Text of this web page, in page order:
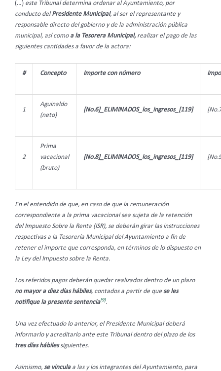
(…) este Tribunal determina ordenar al Ayuntamiento, por
conducto delPresidente Municipal, al ser el representante y
responsable directo del gobierno y de la administración pública
municipal, así como a la Tesorera Municipal, realizar el pago de las
siguientes cantidades a favor de la actora:
# Concepto Importe con número
1
Aguinaldo
(neto)
[No.6]_ELIMINADOS_los_ingresos_[119]
2
Prima
vacacional
(bruto)
[No.8]_ELIMINADOS_los_ingresos_[119]
En el entendido de que, en caso de que la remuneración
correspondiente a la prima vacacional sea sujeta de la retención
del Impuesto Sobre la Renta (ISR), se deberán girar las instrucciones
respectivas a la Tesorería Municipal del Ayuntamiento a fin de
retener el importe que corresponda, en términos de lo dispuesto en
la Ley del Impuesto sobre la Renta.
Los referidos pagos deberán quedar realizados dentro de un plazo
no mayor a diez días hábiles, contados a partir de quese les
notifique la presente sentencia[9].
Una vez efectuado lo anterior, el Presidente Municipal deberá
informarlo y acreditarlo ante este Tribunal dentro del plazo de los
tres días hábilessiguientes.
Asimismo, se vinculaa las y los integrantes del Ayuntamiento, para